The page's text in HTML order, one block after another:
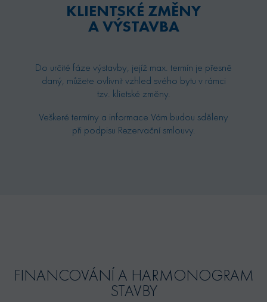
KLIENTSKÉ ZMĚNY
A VÝSTAVBA
Do určité fáze výstavby, jejíž max. termín je přesně
daný, můžete ovlivnit vzhled svého bytu v rámci
tzv. klietské změny.
Veškeré termíny a informace Vám budou sděleny
při podpisu Rezervační smlouvy.
FINANCOVÁNÍ A HARMONOGRAM
STAVBY